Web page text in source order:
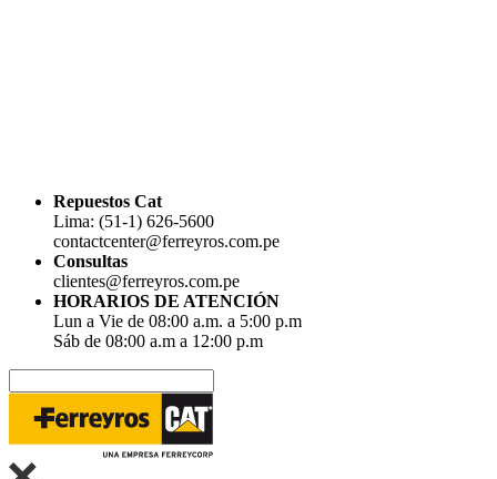
Repuestos Cat
Lima: (51-1) 626-5600
contactcenter@ferreyros.com.pe
Consultas
clientes@ferreyros.com.pe
HORARIOS DE ATENCIÓN
Lun a Vie de 08:00 a.m. a 5:00 p.m
Sáb de 08:00 a.m a 12:00 p.m